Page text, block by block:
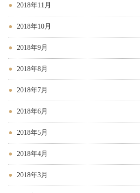
2018年11月
2018年10月
2018年9月
2018年8月
2018年7月
2018年6月
2018年5月
2018年4月
2018年3月